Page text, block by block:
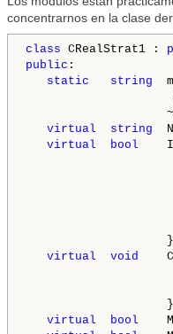
concentrarnos en la clase
class CRealStrat1 :
public :
static
string
virtual
string
virtual
bool
m_pparam
m_psnap =
m_ptrade =
}
virtual
void
virtual
bool